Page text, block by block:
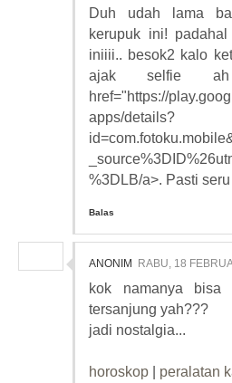
Duh udah lama
kerupuk ini!
iniiii.. besok2 kalo
ajak selfie
href="https://
apps/details?
%3DLB/a>. Pasti
Balas
ANONIM RABU, 18
kok namanya bisa
tersanjung yah???
jadi nostalgia...
horoskop peralatan